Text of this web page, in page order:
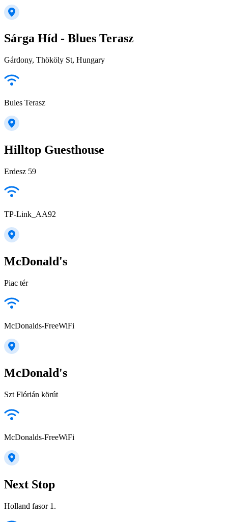
Sárga Híd - Blues Terasz
Gárdony, Thököly St, Hungary
Bules Terasz
Hilltop Guesthouse
Erdesz 59
TP-Link_AA92
McDonald's
Piac tér
McDonalds-FreeWiFi
McDonald's
Szt Flórián körút
McDonalds-FreeWiFi
Next Stop
Holland fasor 1.